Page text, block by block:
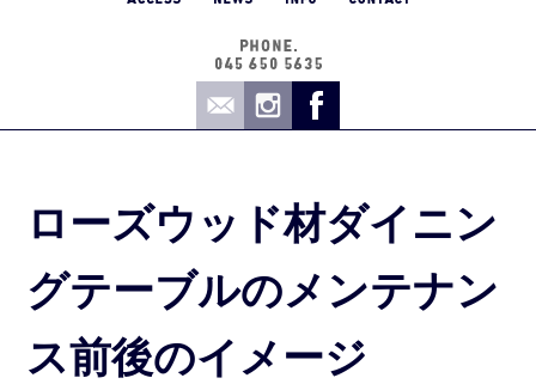
ローズウッド材ダイニン
グテーブルのメンテナン
ス前後のイメージ